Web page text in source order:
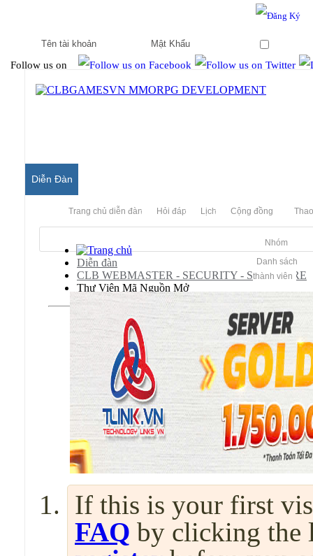
Follow us on
Diễn Đàn
Trang chủ diễn đàn Hỏi đáp Lịch Cộng đồng
Nhóm
Danh sách
thành viên
Diễn đàn
CLB WEBMASTER - SECURITY - SOFTWARE
Thư Viện Mã Nguồn Mở
If this is your first
FAQ by clicking the